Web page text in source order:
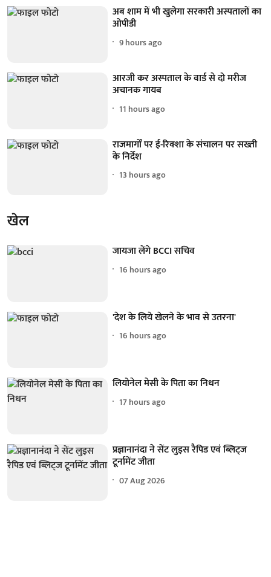
अब शाम में भी खुलेगा सरकारी अस्पतालों का
ओपीडी
9 hours ago
आरजी कर अस्पताल के वार्ड से दो मरीज
अचानक गायब
11 hours ago
राजमार्गों पर ई-रिक्शा के संचालन पर सख्ती
के निर्देश
13 hours ago
खेल
जायजा लेंगे BCCI सचिव
16 hours ago
'देश के लिये खेलने के भाव से उतरना'
16 hours ago
लियोनेल मेसी के पिता का निधन
17 hours ago
प्रज्ञानानंदा ने सेंट लुइस रैपिड एवं ब्लिट्ज
टूर्नामेंट जीता
07 Aug 2026